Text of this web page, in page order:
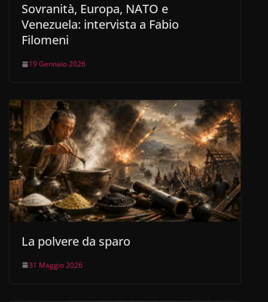
Sovranità, Europa, NATO e
Venezuela: intervista a Fabio
Filomeni
19 Gennaio 2026
La polvere da sparo
31 Maggio 2026